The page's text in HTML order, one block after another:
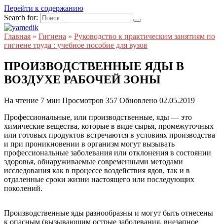
Перейти к содержанию
Search for:
Главная » Гигиена » Руководство к практическим занятиям по
гигиене труда : учебное пособие для вузов
ПРОИЗВОДСТВЕННЫЕ ЯДЫ В
ВОЗДУХЕ РАБОЧЕЙ ЗОНЫ
На чтение 7 мин Просмотров 357 Обновлено 02.05.2019
Профессиональные, или производственные, яды — это
химические вещества, которые в виде сырья, промежуточных
или готовых продуктов встречаются в условиях производства
и при проникновении в организм могут вызывать
профессиональные заболевания или отклонения в состоянии
здоровья, обнаруживаемые современными методами
исследования как в процессе воздействия ядов, так и в
отдаленные сроки жизни настоящего или последующих
поколений.
Производственные яды разнообразны и могут быть отнесены
к опасным (вызывающим острые заболевания, внезапное